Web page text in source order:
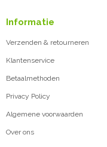
Informatie
Verzenden & retourneren
Klantenservice
Betaalmethoden
Privacy Policy
Algemene voorwaarden
Over ons